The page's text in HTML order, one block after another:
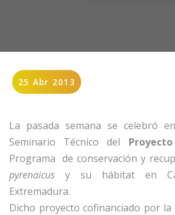
25 Abr 2013
La pasada semana se celebró
Seminario Técnico del
Programa de conservación y
pyrenaicus y su hábitat en
Extremadura.
Dicho proyecto cofinanciado por la